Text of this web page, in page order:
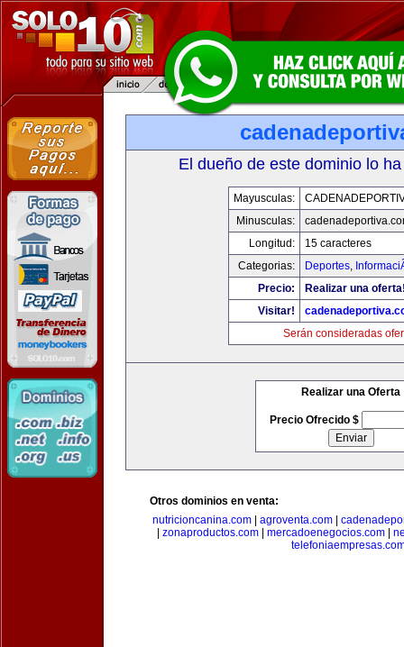
El dueño de este dominio lo
Mayusculas:
Minusculas:
Longitud:
15 caracteres
Categorias:
Deportes,
Precio:
Realizar una
Visitar!
Serán consideradas
Realizar una Oferta
Precio Ofrecido $
Otros dominios en venta:
nutricioncanina.com| agroventa.com|
zonaproductos.com mercadoenegocios.com